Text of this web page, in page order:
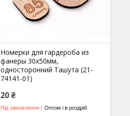
Номерки для гардероба из
фанеры 30х50мм,
односторонний Ташута (21-
74141-01)
20 ₴
Під замовлення Оптом і в роздріб